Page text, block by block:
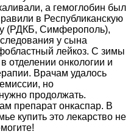
а гемоглобин был
в Республиканскую
(РДКБ, Симферополь),
у сына
лейкоз. С зимы
онкологии и
Врачам удалось
но
продолжать.
препарат онкаспар. В
купить это лекарство не